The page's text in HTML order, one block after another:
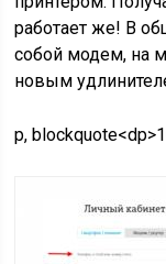
работает же! В
собой модем, на
новым
p,